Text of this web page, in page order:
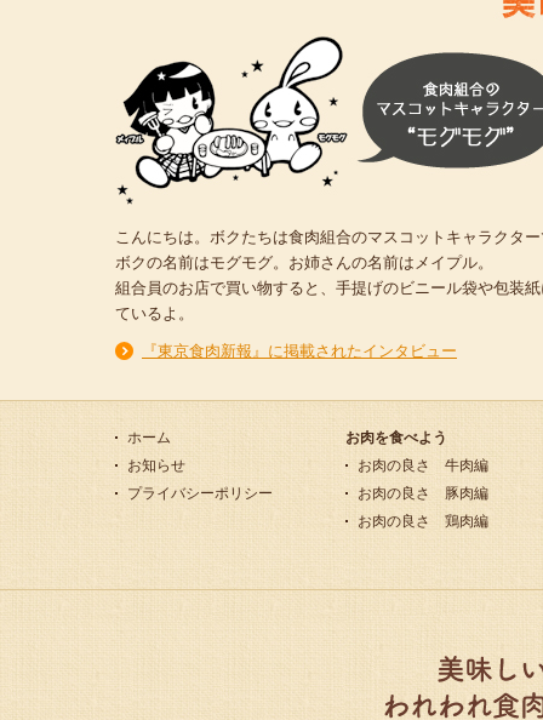
こんにちは。ボクたちは食肉組合のマスコットキャラクタ
ボクの名前はモグモグ。お姉さんの名前はメイプル。
組合員のお店で買い物すると、手提げのビニール袋や包装
ているよ。
『東京食肉新報』に掲載されたインタビュー
ホーム
お知らせ
プライバシーポリシー
お肉を食べよう
お肉の良さ 牛肉編
お肉の良さ 豚肉編
お肉の良さ 鶏肉編